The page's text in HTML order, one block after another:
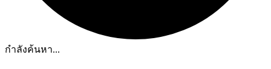
กำลังค้นหา...